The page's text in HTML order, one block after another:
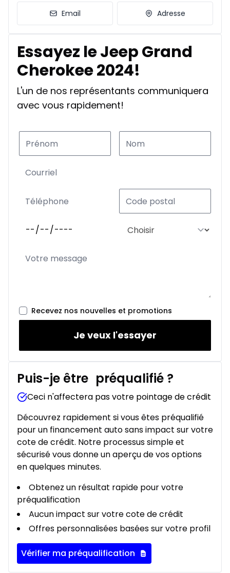
Email Adresse
Essayez le Jeep Grand
Cherokee 2024!
L'un de nos représentants communiquera
avec vous rapidement!
Recevez nos nouvelles et promotions
Je veux l'essayer
Puis-je être préqualifié ?
Ceci n'affectera pas votre pointage de crédit
Découvrez rapidement si vous êtes préqualifié
pour un financement auto sans impact sur votre
cote de crédit. Notre processus simple et
sécurisé vous donne un aperçu de vos options
en quelques minutes.
Obtenez un résultat rapide pour votre
préqualification
Aucun impact sur votre cote de crédit
Offres personnalisées basées sur votre profil
Vérifier ma préqualification